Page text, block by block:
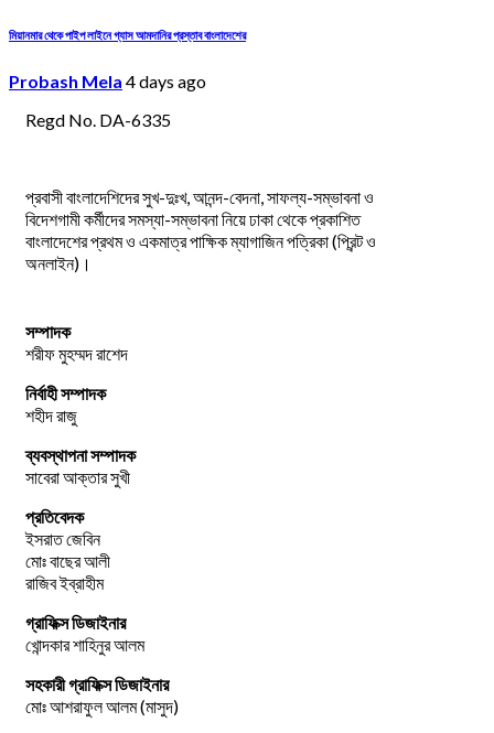
মিয়ানমার থেকে পাইপ লাইনে গ্যাস আমদানির প্রস্তাব বাংলাদেশের
Probash Mela 4 days ago
Regd No. DA-6335
প্রবাসী বাংলাদেশিদের সুখ-দুঃখ, আনন্দ-বেদনা, সাফল্য-সম্ভাবনা ও
বিদেশগামী কর্মীদের সমস্যা-সম্ভাবনা নিয়ে ঢাকা থেকে প্রকাশিত
বাংলাদেশের প্রথম ও একমাত্র পাক্ষিক ম্যাগাজিন পত্রিকা (প্রিন্ট ও
অনলাইন)।
সম্পাদক
শরীফ মুহম্মদ রাশেদ
নির্বাহী সম্পাদক
শহীদ রাজু
ব্যবস্থাপনা সম্পাদক
সাবেরা আক্তার সুখী
প্রতিবেদক
ইসরাত জেবিন
মোঃ বাছের আলী
রাজিব ইব্রাহীম
গ্রাফিক্স ডিজাইনার
খোন্দকার শাহিনুর আলম
সহকারী গ্রাফিক্স ডিজাইনার
মোঃ আশরাফুল আলম (মাসুদ)